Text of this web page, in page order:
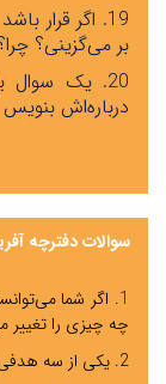
19. اگر قرار
بر می‌گزینی؟
20. یک سوال
درباره‌اش بنویس
سوالات دفترچه
1. اگر شما
چه چیزی را تغییر
2. یکی از سه هدفی